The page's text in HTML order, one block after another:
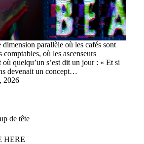
parallèle où les cafés sont
comptables, où les ascenseurs
quelqu’un s’est dit un jour : « Et si
devenait un concept…
2026
de tête
HERE